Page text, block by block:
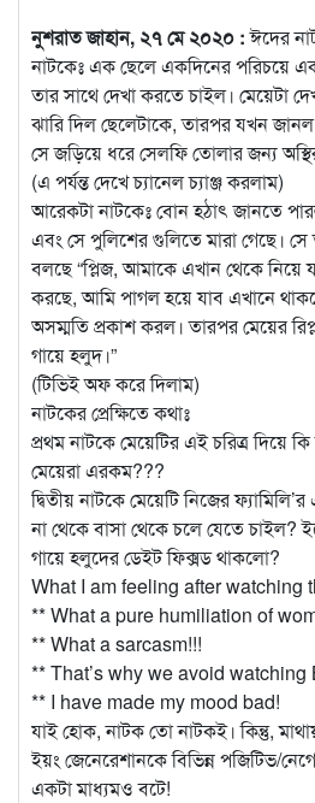
নুশরাত জাহান, ২৭ মে ২০২০ :ঈদের
নাটকেঃ এক ছেলে একদিনের পরিচয়ে এক
তার সাথে দেখা করতে চাইল। মেয়েটা
ঝারি দিল ছেলেটাকে, তারপর যখন
সে জড়িয়ে ধরে সেলফি তোলার জন্য
(এ পর্যন্ত দেখে চ্যানেল চ্যাঞ্জ করলাম)
আরেকটা নাটকেঃ বোন হঠাৎ জানতে
এবং সে পুলিশের গুলিতে মারা গেছে।
বলছে “প্লিজ, আমাকে এখান থেকে নিয়ে
করছে, আমি পাগল হয়ে যাব এখানে
অসম্মতি প্রকাশ করল। তারপর মেয়ের
গায়ে হলুদ।”
(টিভিই অফ করে দিলাম)
নাটকের প্রেক্ষিতে কথাঃ
প্রথম নাটকে মেয়েটির এই চরিত্র দিয়ে
মেয়েরা এরকম???
দ্বিতীয় নাটকে মেয়েটি নিজের
না থেকে বাসা থেকে চলে যেতে চাইল?
গায়ে হলুদের ডেইট ফিক্সড থাকলো?
What I am feeling after watching
** What a pure humiliation of
** What a sarcasm!!!
** That’s why we avoid watching
** I have made my mood bad!
যাই হোক, নাটক তো নাটকই। কিন্তু,
ইয়ং জেনেরেশানকে বিভিন্ন পজিটিভ/
একটা মাধ্যমও বটে!